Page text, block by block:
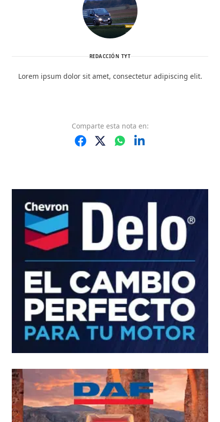
REDACCIÓN TYT
Lorem ipsum dolor sit amet, consectetur adipiscing elit.
Comparte esta nota en: